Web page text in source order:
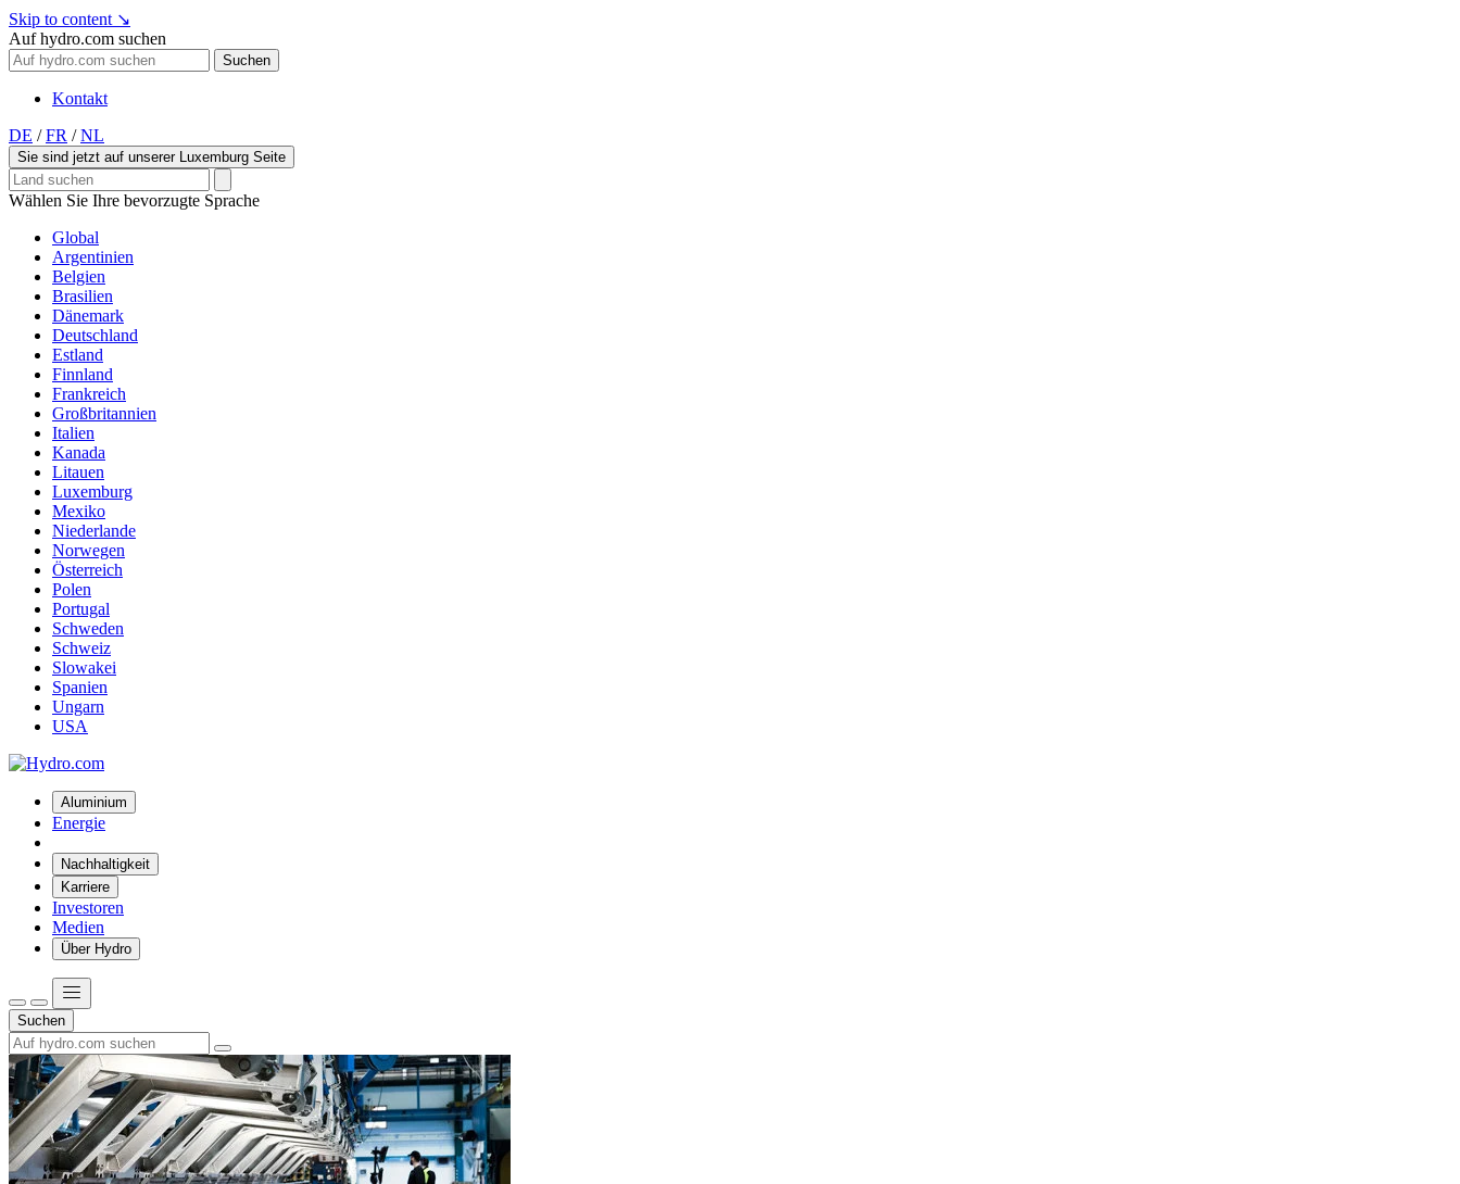
Skip to content ↘
Auf hydro.com suchen
Suchen
Kontakt
DE / FR / NL
Sie sind jetzt auf unserer Luxemburg Seite
Wählen Sie Ihre bevorzugte Sprache
Global
Argentinien
Belgien
Brasilien
Dänemark
Deutschland
Estland
Finnland
Frankreich
Großbritannien
Italien
Kanada
Litauen
Luxemburg
Mexiko
Niederlande
Norwegen
Österreich
Polen
Portugal
Schweden
Schweiz
Slowakei
Spanien
Ungarn
USA
Aluminium
Energie
Nachhaltigkeit
Karriere
Investoren
Medien
Über Hydro
Suchen